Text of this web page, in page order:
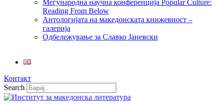
Меѓународна научна конференција Popular Culture:
Reading From Below
Антологијата на македонската книжевност –
галерија
Одбележување за Славко Јаневски
Контакт
Search